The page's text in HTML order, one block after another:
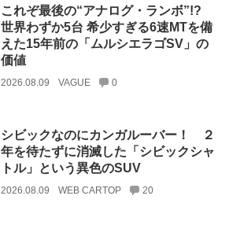
これぞ最後の“アナログ・ランボ”!?
世界わずか5台 希少すぎる6速MTを備
えた15年前の「ムルシエラゴSV」の
価値
2026.08.09 VAGUE 0
シビックなのにカンガルーバー！ ２
年を待たずに消滅した「シビックシャ
トル」という異色のSUV
2026.08.09 WEB CARTOP 20